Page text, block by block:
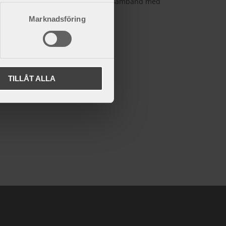
Marknadsföring
TILLÅT ALLA